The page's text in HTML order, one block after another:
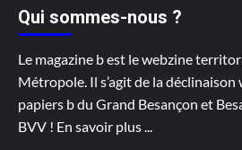
Qui sommes-nous ?
Le magazine b est le webzine
Métropole. Il s’agit de la déclinaison
papiers b du Grand Besançon et
BVV ! En savoir plus...